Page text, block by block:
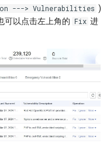
---> Vulnerabilities )
可以点击左上角的 Fix 进